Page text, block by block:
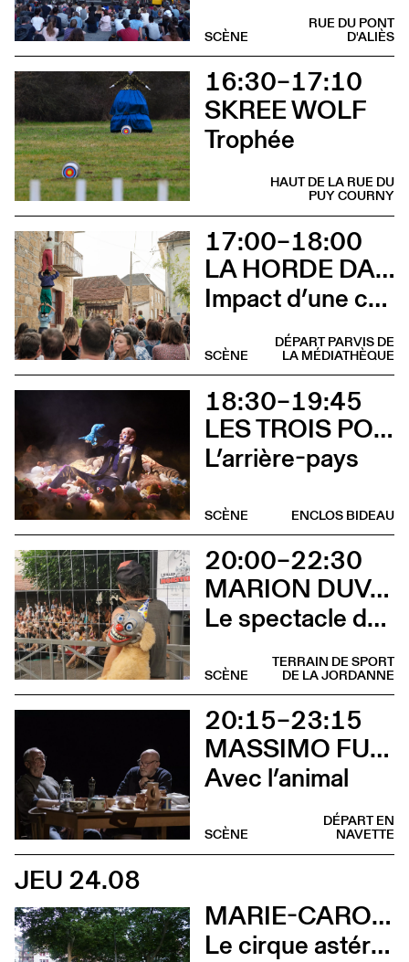
RUE DU PONT
D'ALIÈS
SCÈNE
16:30–17:10
SKREE WOLF
Trophée
HAUT DE LA RUE DU
PUY COURNY
17:00–18:00
LA HORDE DANS LES PAVÉS
Impact d’une course [Aurillac] X Stadium
DÉPART PARVIS DE
LA MÉDIATHÈQUE
SCÈNE
18:30–19:45
LES TROIS POINTS DE SUSPENSION & 3615 DAKOTA
L’arrière-pays
ENCLOS BIDEAU
SCÈNE
20:00–22:30
MARION DUVAL - CIE CHRIS CADILLAC
Le spectacle de merde
TERRAIN DE SPORT
DE LA JORDANNE
SCÈNE
20:15–23:15
MASSIMO FURLAN ET CLAIRE DE RIBAUPIERRE
Avec l’animal
DÉPART EN
NAVETTE
SCÈNE
JEU 24.08
MARIE-CAROLINE HOMINAL
Le cirque astéroïde